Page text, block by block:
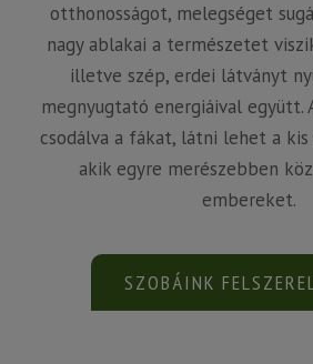
otthonosságot, melegséget
nagy ablakai a természetet
illetve szép, erdei látványt
megnyugtató energiáival együtt.
csodálva a fákat, látni lehet a
akik egyre merészebben
embereket.
SZOBÁINK